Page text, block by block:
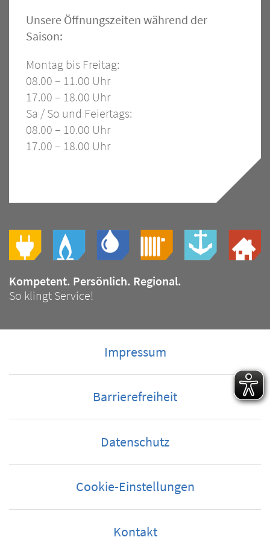
Öffnungszeiten
Hafen
Unsere Öffnungszeiten während der
Saison:
Montag bis Freitag:
08.00 – 11.00 Uhr
17.00 – 18.00 Uhr
Sa / So und Feiertags:
08.00 – 10.00 Uhr
17.00 – 18.00 Uhr
Slogan
Bild
Slogan
Kompetent. Persönlich. Regional.
So klingt Service!
Impressum
Barrierefreiheit
Datenschutz
Cookie-Einstellungen
Kontakt